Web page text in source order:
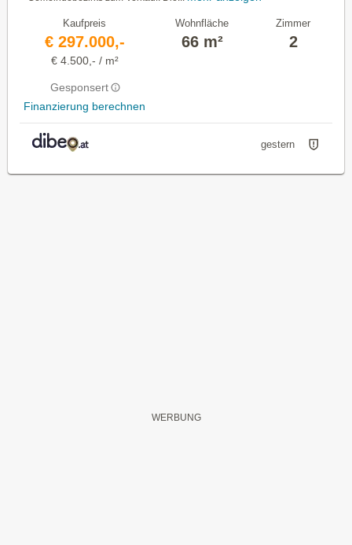
Kaufpreis
€ 297.000,-
€ 4.500,- / m²
Gesponsert
Finanzierung berechnen
Wohnfläche
66 m²
Zimmer
2
gestern